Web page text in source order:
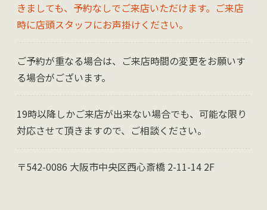
きましても、予約なしでご来店いただけます。ご来店
時に店頭スタッフにお声掛けください。
ご予約が重なる場合は、ご来店時間の変更をお願いす
る場合がございます。
19時以降しかご来店が出来ない場合でも、可能な限り
対応させて頂きますので、ご相談ください。
〒542-0086 大阪市中央区西心斎橋 2-11-14 2F